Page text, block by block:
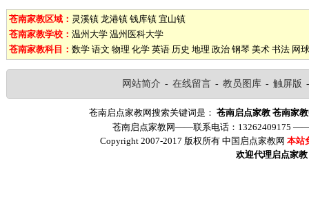
苍南家教区域： 灵溪镇 龙港镇 钱库镇 宜山镇
苍南家教学校： 温州大学 温州医科大学
苍南家教科目： 数学 语文 物理 化学 英语 历史 地理 政治 钢琴 美术 书法 网球
网站简介 - 在线留言 - 教员图库 - 触屏版
苍南启点家教网搜索关键词是： 苍南启点家教 苍南家
苍南启点家教网——联系电话：13262409175
Copyright 2007-2017 版权所有 中国启点家教网 本站
欢迎代理启点家